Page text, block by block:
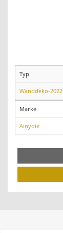
Typ
Wanddeko-2022
Marke
Ainydie